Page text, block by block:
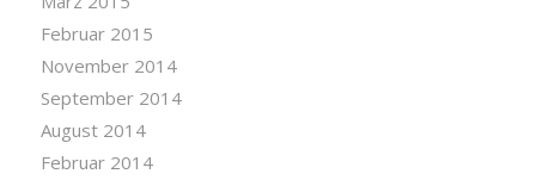
Februar 2015
November 2014
September 2014
August 2014
Februar 2014